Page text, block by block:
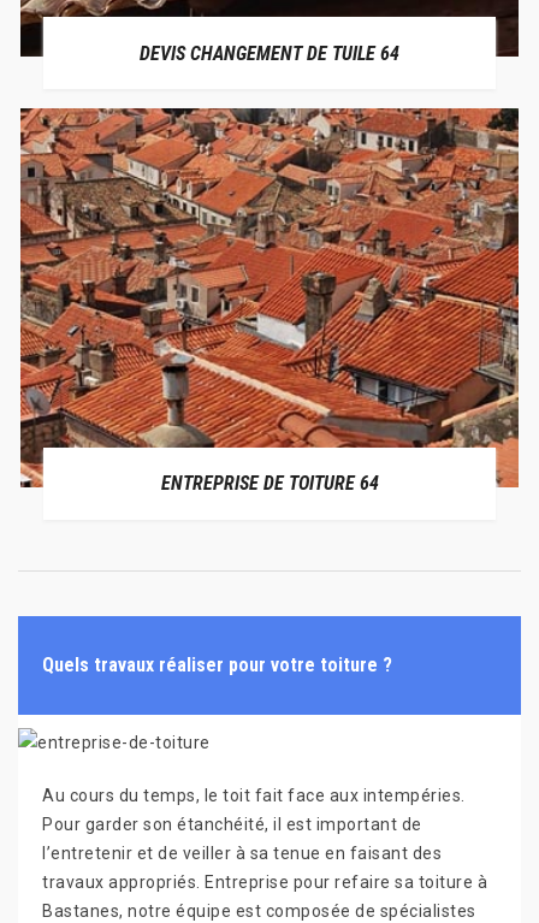
DEVIS CHANGEMENT DE TUILE 64
ENTREPRISE DE TOITURE 64
Quels travaux réaliser pour votre toiture ?
Au cours du temps, le toit fait face aux intempéries.
Pour garder son étanchéité, il est important de
l’entretenir et de veiller à sa tenue en faisant des
travaux appropriés. Entreprise pour refaire sa toiture à
Bastanes, notre équipe est composée de spécialistes